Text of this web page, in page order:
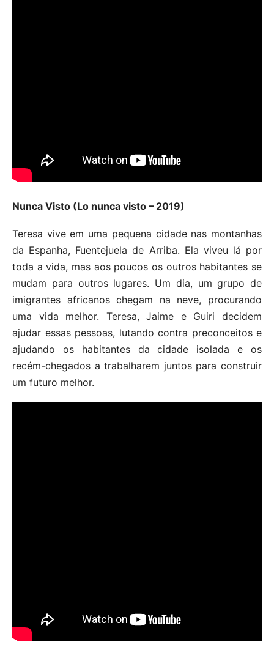
Nunca Visto (Lo nunca visto – 2019)
Teresa vive em uma pequena cidade nas montanhas
da Espanha, Fuentejuela de Arriba. Ela viveu lá por
toda a vida, mas aos poucos os outros habitantes se
mudam para outros lugares. Um dia, um grupo de
imigrantes africanos chegam na neve, procurando
uma vida melhor. Teresa, Jaime e Guiri decidem
ajudar essas pessoas, lutando contra preconceitos e
ajudando os habitantes da cidade isolada e os
recém-chegados a trabalharem juntos para construir
um futuro melhor.